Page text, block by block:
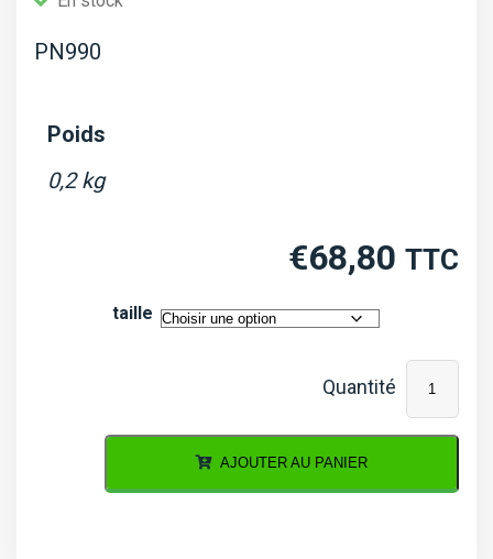
PN990
Poids
0,2 kg
€68,80 TTC
taille
de
Coussinet
AJOUTER AU PANIER